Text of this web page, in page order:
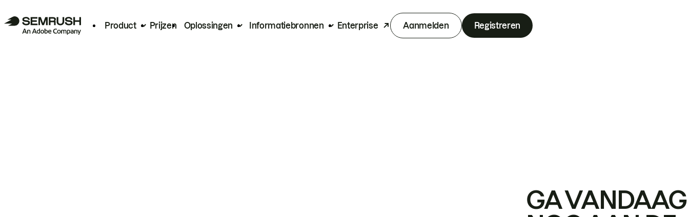
Product Prijzen Oplossingen Informatiebronnen Enterprise Aanmelden Registreren
GA VANDAAG